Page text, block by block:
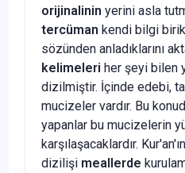
orijinalinin yerini asla
tercüman kendi bilgi
sözünden anladıklarını
kelimeleri her şeyi bilen
dizilmiştir. İçinde edebi,
mucizeler vardır. Bu
yapanlar bu mucizelerin
karşılaşacaklardır.
dizilişi meallerde